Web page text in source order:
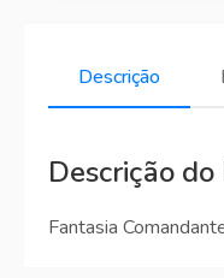
Descrição
Descrição
Fantasia